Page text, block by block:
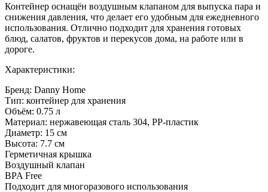
Контейнер оснащён воздушным клапаном для выпуска пара и
снижения давления, что делает его удобным для ежедневного
использования. Отлично подходит для хранения готовых
блюд, салатов, фруктов и перекусов дома, на работе или в
дороге.
Характеристики:
Бренд: Danny Home
Тип: контейнер для хранения
Объём: 0.75 л
Материал: нержавеющая сталь 304, PP-пластик
Диаметр: 15 см
Высота: 7.7 см
Герметичная крышка
Воздушный клапан
BPA Free
Подходит для многоразового использования